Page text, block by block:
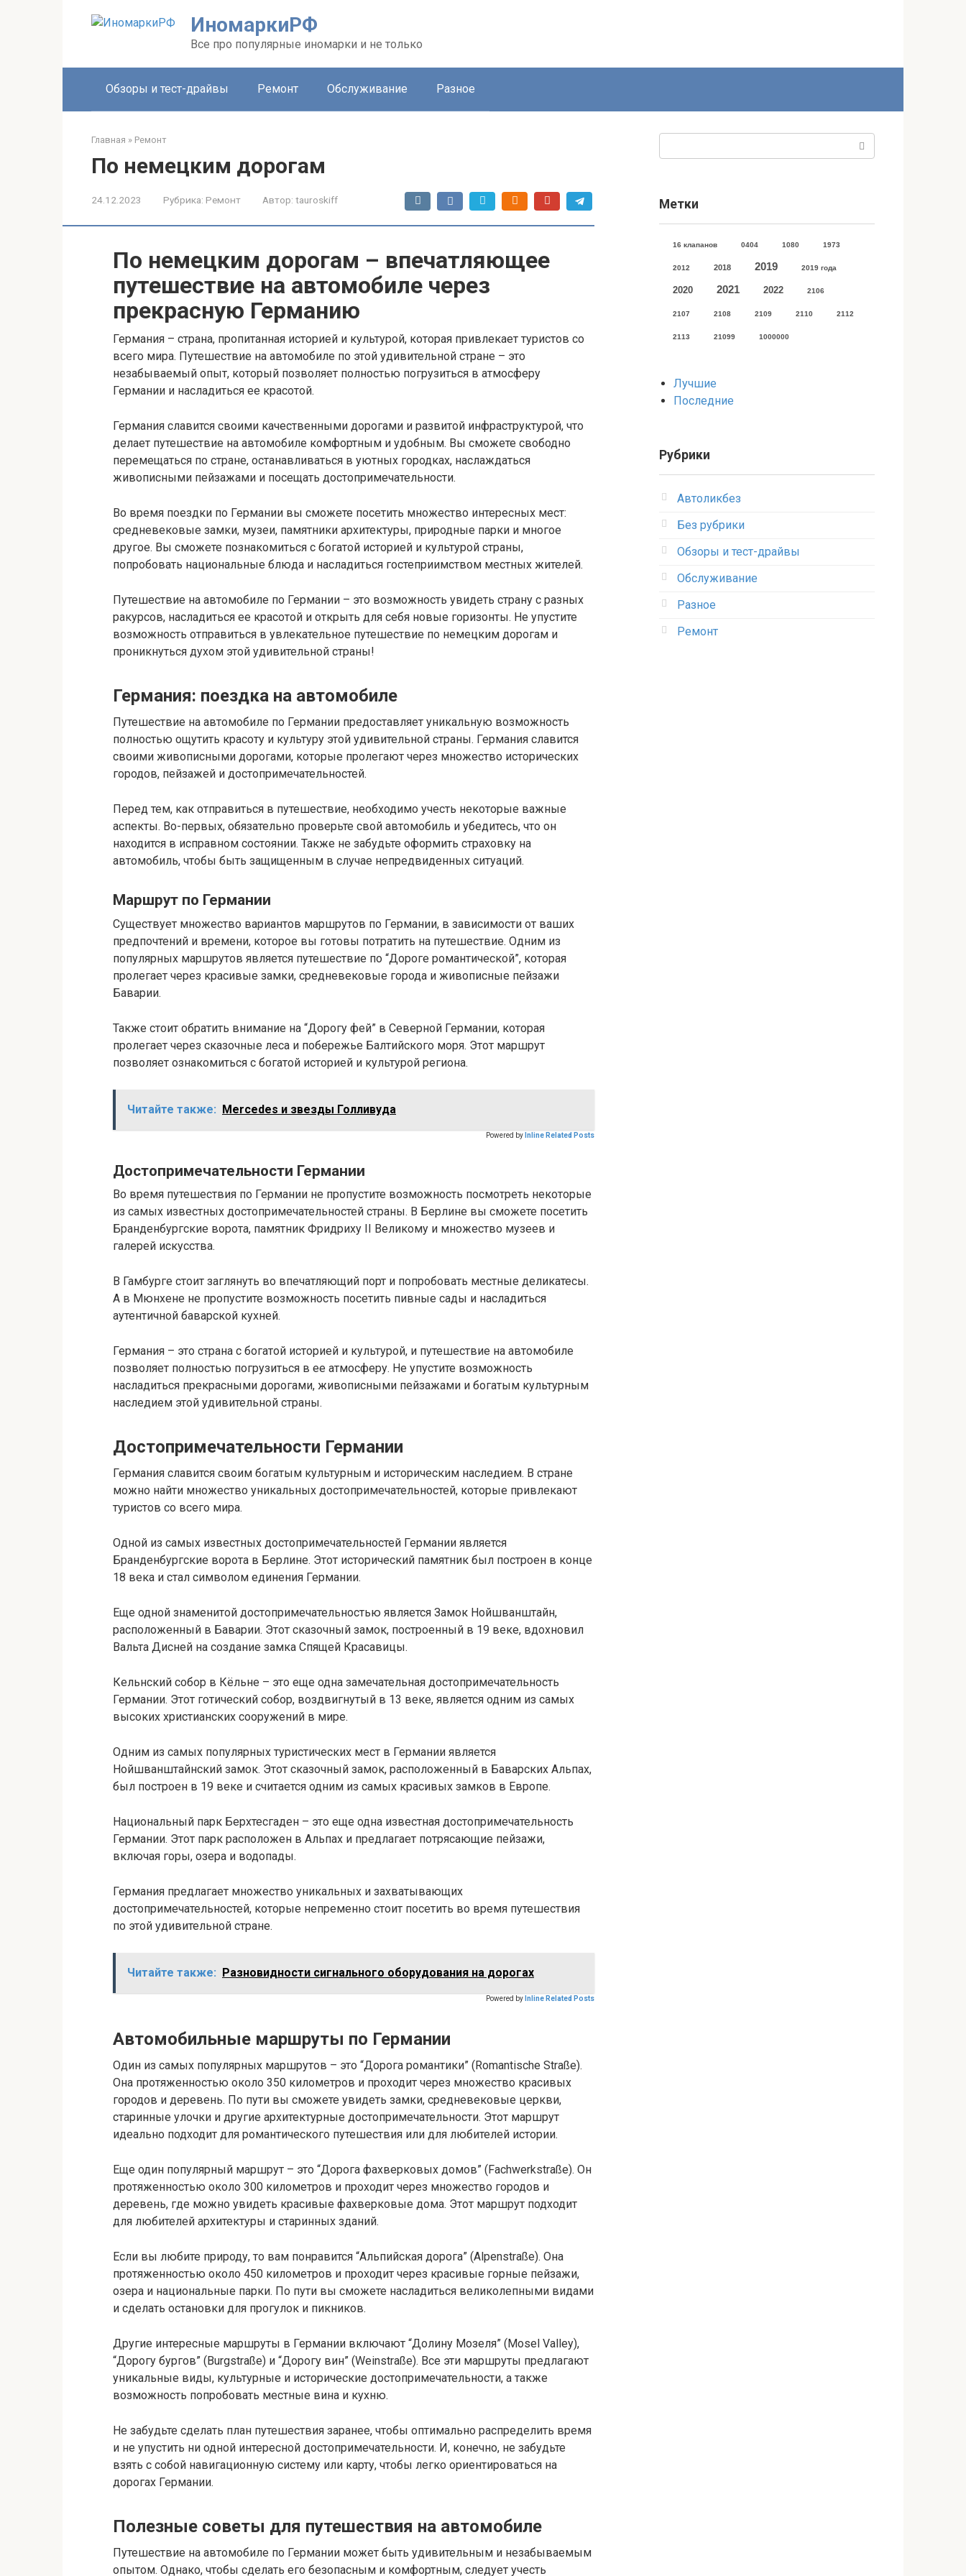
ИномаркиРФ
Все про популярные иномарки и не только
Обзоры и тест-драйвы Ремонт Обслуживание Разное
Главная » Ремонт
По немецким дорогам
24.12.2023 Рубрика: Ремонт Автор: tauroskiff
По немецким дорогам – впечатляющее
путешествие на автомобиле через
прекрасную Германию
Германия – страна, пропитанная историей и культурой, которая привлекает туристов со
всего мира. Путешествие на автомобиле по этой удивительной стране – это
незабываемый опыт, который позволяет полностью погрузиться в атмосферу
Германии и насладиться ее красотой.
Германия славится своими качественными дорогами и развитой инфраструктурой, что
делает путешествие на автомобиле комфортным и удобным. Вы сможете свободно
перемещаться по стране, останавливаться в уютных городках, наслаждаться
живописными пейзажами и посещать достопримечательности.
Во время поездки по Германии вы сможете посетить множество интересных мест:
средневековые замки, музеи, памятники архитектуры, природные парки и многое
другое. Вы сможете познакомиться с богатой историей и культурой страны,
попробовать национальные блюда и насладиться гостеприимством местных жителей.
Путешествие на автомобиле по Германии – это возможность увидеть страну с разных
ракурсов, насладиться ее красотой и открыть для себя новые горизонты. Не упустите
возможность отправиться в увлекательное путешествие по немецким дорогам и
проникнуться духом этой удивительной страны!
Германия: поездка на автомобиле
Путешествие на автомобиле по Германии предоставляет уникальную возможность
полностью ощутить красоту и культуру этой удивительной страны. Германия славится
своими живописными дорогами, которые пролегают через множество исторических
городов, пейзажей и достопримечательностей.
Перед тем, как отправиться в путешествие, необходимо учесть некоторые важные
аспекты. Во-первых, обязательно проверьте свой автомобиль и убедитесь, что он
находится в исправном состоянии. Также не забудьте оформить страховку на
автомобиль, чтобы быть защищенным в случае непредвиденных ситуаций.
Маршрут по Германии
Существует множество вариантов маршрутов по Германии, в зависимости от ваших
предпочтений и времени, которое вы готовы потратить на путешествие. Одним из
популярных маршрутов является путешествие по “Дороге романтической”, которая
пролегает через красивые замки, средневековые города и живописные пейзажи
Баварии.
Также стоит обратить внимание на “Дорогу фей” в Северной Германии, которая
пролегает через сказочные леса и побережье Балтийского моря. Этот маршрут
позволяет ознакомиться с богатой историей и культурой региона.
Читайте также: Mercedes и звезды Голливуда
Powered by Inline Related Posts
Достопримечательности Германии
Во время путешествия по Германии не пропустите возможность посмотреть некоторые
из самых известных достопримечательностей страны. В Берлине вы сможете посетить
Бранденбургские ворота, памятник Фридриху II Великому и множество музеев и
галерей искусства.
В Гамбурге стоит заглянуть во впечатляющий порт и попробовать местные деликатесы.
А в Мюнхене не пропустите возможность посетить пивные сады и насладиться
аутентичной баварской кухней.
Германия – это страна с богатой историей и культурой, и путешествие на автомобиле
позволяет полностью погрузиться в ее атмосферу. Не упустите возможность
насладиться прекрасными дорогами, живописными пейзажами и богатым культурным
наследием этой удивительной страны.
Достопримечательности Германии
Германия славится своим богатым культурным и историческим наследием. В стране
можно найти множество уникальных достопримечательностей, которые привлекают
туристов со всего мира.
Одной из самых известных достопримечательностей Германии является
Бранденбургские ворота в Берлине. Этот исторический памятник был построен в конце
18 века и стал символом единения Германии.
Еще одной знаменитой достопримечательностью является Замок Нойшванштайн,
расположенный в Баварии. Этот сказочный замок, построенный в 19 веке, вдохновил
Вальта Дисней на создание замка Спящей Красавицы.
Кельнский собор в Кёльне – это еще одна замечательная достопримечательность
Германии. Этот готический собор, воздвигнутый в 13 веке, является одним из самых
высоких христианских сооружений в мире.
Одним из самых популярных туристических мест в Германии является
Нойшванштайнский замок. Этот сказочный замок, расположенный в Баварских Альпах,
был построен в 19 веке и считается одним из самых красивых замков в Европе.
Национальный парк Берхтесгаден – это еще одна известная достопримечательность
Германии. Этот парк расположен в Альпах и предлагает потрясающие пейзажи,
включая горы, озера и водопады.
Германия предлагает множество уникальных и захватывающих
достопримечательностей, которые непременно стоит посетить во время путешествия
по этой удивительной стране.
Читайте также: Разновидности сигнального оборудования на дорогах
Powered by Inline Related Posts
Автомобильные маршруты по Германии
Один из самых популярных маршрутов – это “Дорога романтики” (Romantische Straße).
Она протяженностью около 350 километров и проходит через множество красивых
городов и деревень. По пути вы сможете увидеть замки, средневековые церкви,
старинные улочки и другие архитектурные достопримечательности. Этот маршрут
идеально подходит для романтического путешествия или для любителей истории.
Еще один популярный маршрут – это “Дорога фахверковых домов” (Fachwerkstraße). Он
протяженностью около 300 километров и проходит через множество городов и
деревень, где можно увидеть красивые фахверковые дома. Этот маршрут подходит
для любителей архитектуры и старинных зданий.
Если вы любите природу, то вам понравится “Альпийская дорога” (Alpenstraße). Она
протяженностью около 450 километров и проходит через красивые горные пейзажи,
озера и национальные парки. По пути вы сможете насладиться великолепными видами
и сделать остановки для прогулок и пикников.
Другие интересные маршруты в Германии включают “Долину Мозеля” (Mosel Valley),
“Дорогу бургов” (Burgstraße) и “Дорогу вин” (Weinstraße). Все эти маршруты предлагают
уникальные виды, культурные и исторические достопримечательности, а также
возможность попробовать местные вина и кухню.
Не забудьте сделать план путешествия заранее, чтобы оптимально распределить время
и не упустить ни одной интересной достопримечательности. И, конечно, не забудьте
взять с собой навигационную систему или карту, чтобы легко ориентироваться на
дорогах Германии.
Полезные советы для путешествия на автомобиле
Путешествие на автомобиле по Германии может быть удивительным и незабываемым
опытом. Однако, чтобы сделать его безопасным и комфортным, следует учесть
Метки
16 клапанов 0404 1080 1973
2012 2018 2019 2019 года
2020 2021 2022 2106
2107 2108 2109 2110 2112
2113 21099 1000000
Лучшие
Последние
Рубрики
Автоликбез
Без рубрики
Обзоры и тест-драйвы
Обслуживание
Разное
Ремонт